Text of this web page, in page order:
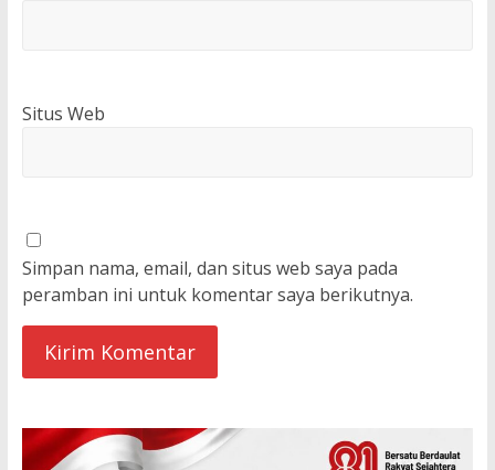
Situs Web
Simpan nama, email, dan situs web saya pada
peramban ini untuk komentar saya berikutnya.